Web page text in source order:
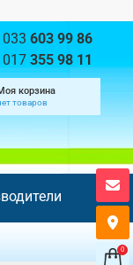
033603 99 86
017355 98 11
корзина
товаров
0